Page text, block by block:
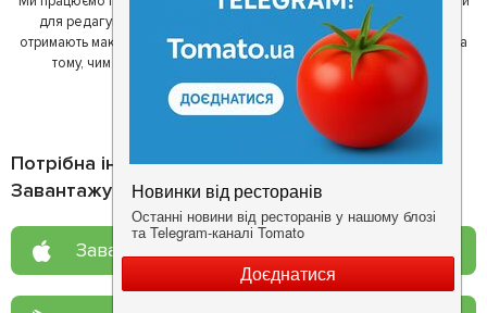
для редагування інформації про себе - в результаті відвідувачі
отримають максимум інформації, а ресторан зможе зосередитися на
тому, чим він любить займатися більше всього - смачній їжі.
Потрібна інформація про заклад?
Завантажуйте додаток!
Завантажте у